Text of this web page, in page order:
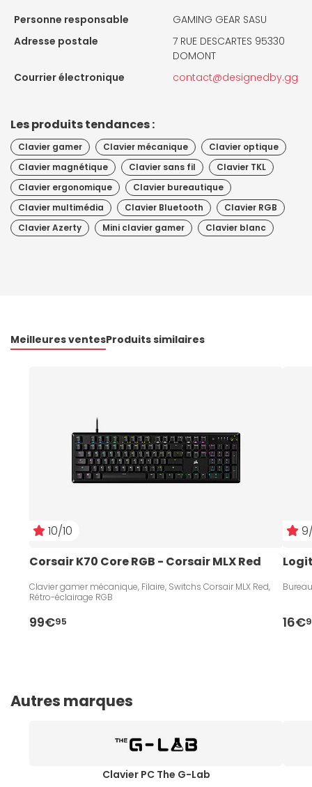
Personne responsable
GAMING GEAR SASU
Adresse postale
7 RUE DESCARTES 95330
DOMONT
Courrier électronique
contact@designedby.gg
Les produits tendances :
Clavier gamer Clavier mécanique
Clavier optique
Clavier magnétique
Clavier sans fil
Clavier TKL
Clavier ergonomique
Clavier bureautique
Clavier multimédia
Clavier Bluetooth
Clavier RGB
Clavier Azerty
Mini clavier gamer Clavier blanc
Meilleures ventesProduits similaires
10/10
Corsair K70 Core RGB - Corsair MLX Red
Clavier gamer mécanique, Filaire, Switchs Corsair MLX Red,
Rétro-éclairage RGB
99€95 16€
Autres marques
Clavier PC The G-Lab